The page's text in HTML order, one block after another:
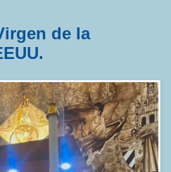
de la